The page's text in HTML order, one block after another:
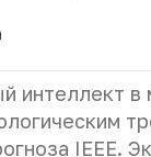
интеллект в
IEEE.